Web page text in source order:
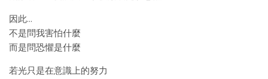
因此…
不是問我害怕什麼
而是問恐懼是什麼
若光只是在意識上的努力